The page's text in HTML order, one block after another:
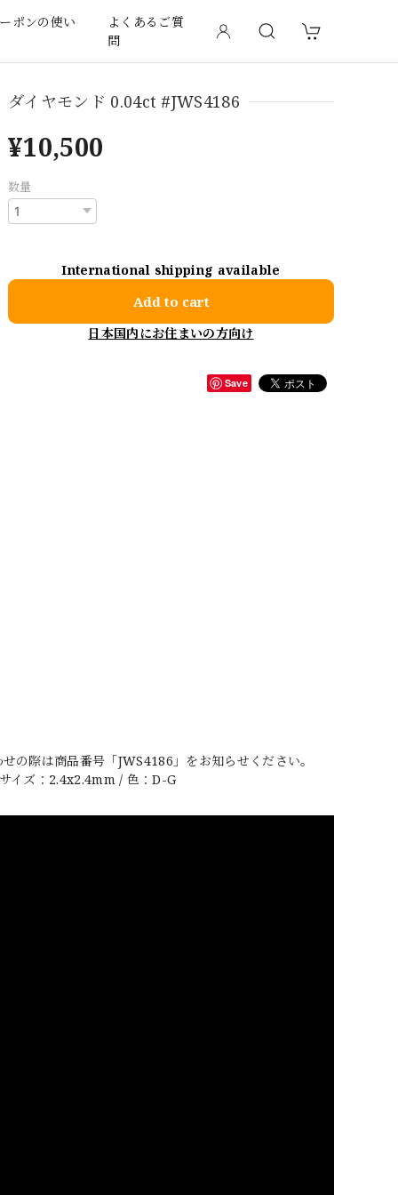
ポンの使い
よくあるご質
問
ダイヤモンド 0.04ct #JWS4186
¥10,500
数量
International shipping available
Add to cart
日本国内にお住まいの方向け
Save
の際は商品番号「JWS4186」をお知らせください。
イズ：2.4x2.4mm / 色：D-G